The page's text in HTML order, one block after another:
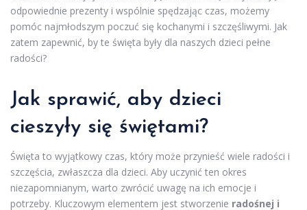
odpowiednie prezenty i wspólnie spędzając czas, możemy
pomóc najmłodszym poczuć się kochanymi i szczęśliwymi. Jak
zatem zapewnić, by te święta były dla naszych dzieci pełne
radości?
Jak sprawić, aby dzieci
cieszyły się świętami?
Święta to wyjątkowy czas, który może przynieść wiele radości i
szczęścia, zwłaszcza dla dzieci. Aby uczynić ten okres
niezapomnianym, warto zwrócić uwagę na ich emocje i
potrzeby. Kluczowym elementem jest stworzenie radośnej i